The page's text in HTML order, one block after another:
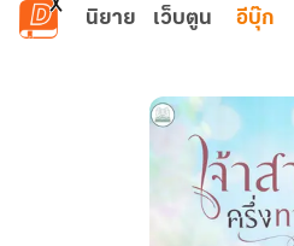
ข้ามไปยังเนื้อหาหลัก
นิยาย เว็บตูน อีบุ๊ก